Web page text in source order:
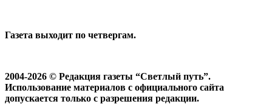
Газета выходит по четвергам.
2004-2026 © Редакция газеты “Светлый путь”.
Использование материалов с официального сайта
допускается только с разрешения редакции.